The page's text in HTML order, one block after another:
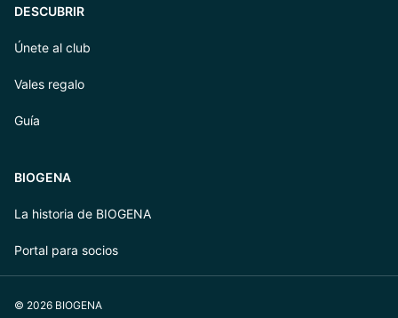
DESCUBRIR
Únete al club
Vales regalo
Guía
BIOGENA
La historia de BIOGENA
Portal para socios
© 2026 BIOGENA